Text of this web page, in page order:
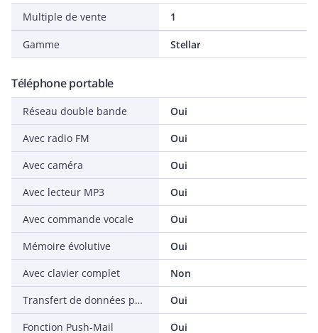
Multiple de vente 1
Gamme Stellar
Téléphone portable
Réseau double bande
Oui
Avec radio FM
Oui
Avec caméra
Oui
Avec lecteur MP3
Oui
Avec commande vocale
Oui
Mémoire évolutive
Oui
Avec clavier complet
Non
Transfert de données par GPRS
Oui
Fonction Push-Mail
Oui